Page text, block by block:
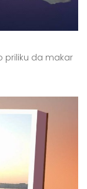
priliku da makar